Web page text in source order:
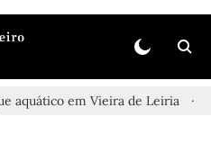
Vieira de Leiria Casal